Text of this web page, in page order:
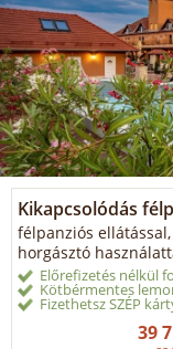
Kikapcsolódás
félpanziós
horgásztó
Előrefizetés nélkül
Kötbérmentes
Fizethetsz SZÉP
39